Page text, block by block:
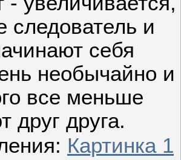
следователь и
себя
необычайно и
все меньше
друг друга.
Картинка 1